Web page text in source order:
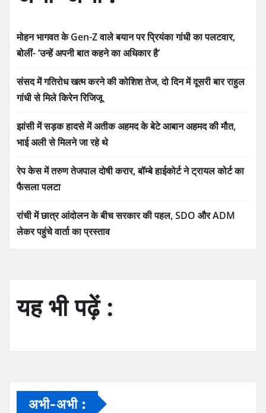
मोहन भागवत के Gen-Z वाले बयान पर प्रियंका गांधी का पलटवार,
बोलीं- ‘उन्हें अपनी बात कहने का अधिकार है’
संसद में गतिरोध खत्म करने की कोशिश तेज, दो दिन में दूसरी बार राहुल
गांधी से मिले किरेन रिजिजू
झांसी में सड़क हादसे में अतीक अहमद के बेटे आबान अहमद की मौत,
भाई अली से मिलने जा रहे थे
रेप केस में तरुण तेजपाल दोषी करार, बॉम्बे हाईकोर्ट ने ट्रायल कोर्ट का
फैसला पलटा
रांची में छात्र आंदोलन के बीच सरकार की पहल, SDO और ADM
लेकर पहुंचे वार्ता का प्रस्ताव
यह भी पढ़ें :
अभी-अभी :